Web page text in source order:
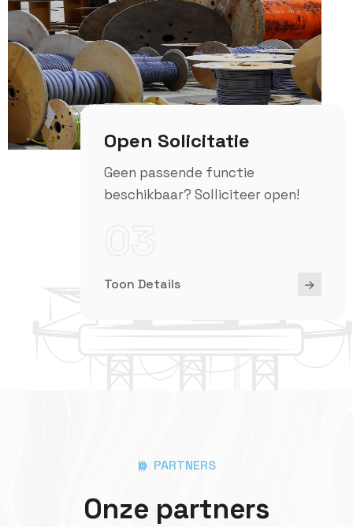
Open Solicitatie
Geen passende functie
beschikbaar? Solliciteer open!
Toon Details
PARTNERS
Onze partners